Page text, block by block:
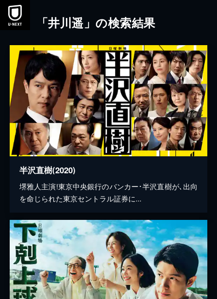
本文へスキップ
「井川遥」の検索結果
半沢直樹(2020)
堺雅人主演!東京中央銀行のバンカー･半沢直樹が､出向
を命じられた東京セントラル証券に...